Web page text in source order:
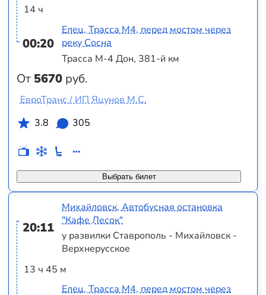
14 ч
00:20
От 5670 руб.
Елец, Трасса М4, перед мостом через
реку Сосна
Трасса М-4 Дон, 381-й км
Выбрать билет
ЕвроТранс / ИП Яцунов М.С.
3.8
305
20:11
13 ч 45 м
Михайловск, Автобусная остановка
"Кафе Лесок"
у развилки Ставрополь - Михайловск -
Верхнерусское
Елец, Трасса М4, перед мостом через